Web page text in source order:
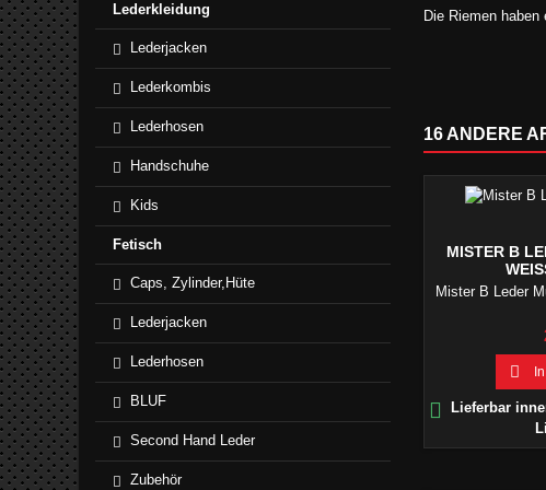
Lederkleidung
Lederjacken
Lederkombis
Lederhosen
Handschuhe
Kids
Fetisch
Caps, Zylinder,Hüte
Lederjacken
Lederhosen
BLUF
Second Hand Leder
Zubehör
Die Riemen
16 ANDERE
MISTER B
Mister B Leder


Lieferbar